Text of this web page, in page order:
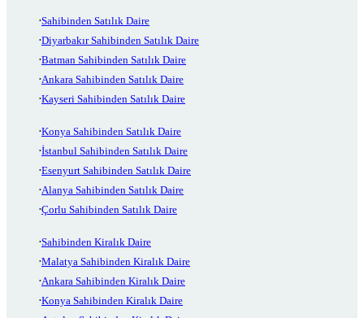
Sahibinden Satılık Daire
Diyarbakır Sahibinden Satılık Daire
Batman Sahibinden Satılık Daire
Ankara Sahibinden Satılık Daire
Kayseri Sahibinden Satılık Daire
Konya Sahibinden Satılık Daire
İstanbul Sahibinden Satılık Daire
Esenyurt Sahibinden Satılık Daire
Alanya Sahibinden Satılık Daire
Çorlu Sahibinden Satılık Daire
Sahibinden Kiralık Daire
Malatya Sahibinden Kiralık Daire
Ankara Sahibinden Kiralık Daire
Konya Sahibinden Kiralık Daire